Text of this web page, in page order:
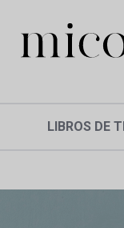
LIBROS DE